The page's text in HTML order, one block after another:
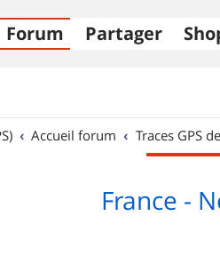
Forum Partager
Accueil forum Traces GPS
France -